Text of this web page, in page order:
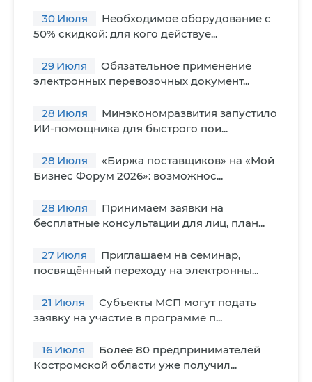
30 Июля
Необходимое оборудование с
50% скидкой: для кого действуе...
29 Июля
Обязательное применение
электронных перевозочных документ...
28 Июля
Минэкономразвития запустило
ИИ-помощника для быстрого пои...
28 Июля
«Биржа поставщиков» на «Мой
Бизнес Форум 2026»: возможнос...
28 Июля
Принимаем заявки на
бесплатные консультации для лиц, план...
27 Июля
Приглашаем на семинар,
посвящённый переходу на электронны...
21 Июля
Субъекты МСП могут подать
заявку на участие в программе п...
16 Июля
Более 80 предпринимателей
Костромской области уже получил...